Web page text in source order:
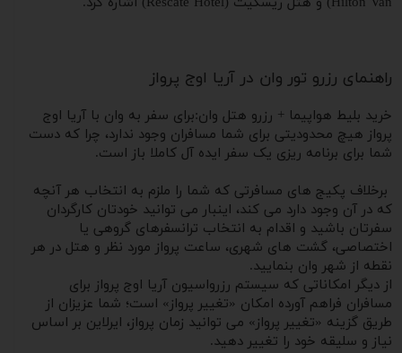
راهنمای رزرو تور وان در آریا اوج پرواز
خرید بلیط هواپیما + رزرو هتل وان:برای سفر به وان با آریا اوج
پرواز هیچ محدودیتی برای شما مسافران وجود ندارد، چرا که دست
شما برای برنامه ریزی یک سفر ایده آل کاملا باز است.
برخلاف پکیج های مسافرتی که شما را ملزم به انتخاب هر آنچه
که در آن وجود دارد می کند، اینبار می توانید خودتان کارگردان
سفرتان باشید و اقدام به انتخاب ترانسفرهای گروهی یا
اختصاصی، گشت های شهری، ساعت پرواز مورد نظر و هتل در هر
نقطه از شهر وان بنمایید.
از دیگر امکاناتی که سیستم رزرواسیون آریا اوج پرواز برای
مسافران فراهم آورده امکان «تغییر پرواز» است؛ شما عزیزان از
طریق گزینه «تغییر پرواز» می توانید زمان پرواز، ایرلاین بر اساس
نیاز و سلیقه خود را تغییر دهید.